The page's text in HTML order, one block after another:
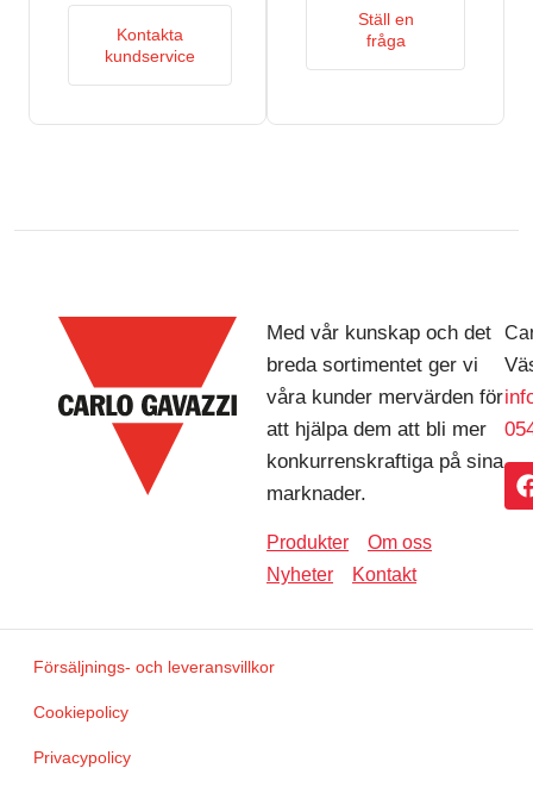
Kontakta
kundservice
Ställ en
fråga
Med vår kunskap och det
breda sortimentet ger vi
våra kunder mervärden för
att hjälpa dem att bli mer
konkurrenskraftiga på sina
marknader.
Produkter
Om oss
Nyheter
Kontakt
Försäljnings- och leveransvillkor
Cookiepolicy
Privacypolicy